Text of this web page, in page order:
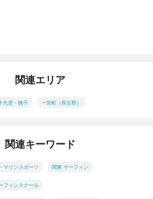
関連エリア
九里・銚子 一宮町（長生郡）
関連キーワード
マリンスポーツ 関東 サーフィン
フィンスクール